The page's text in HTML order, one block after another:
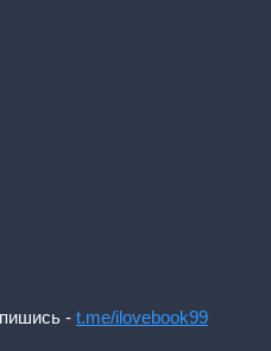
- t.me/ilovebook99